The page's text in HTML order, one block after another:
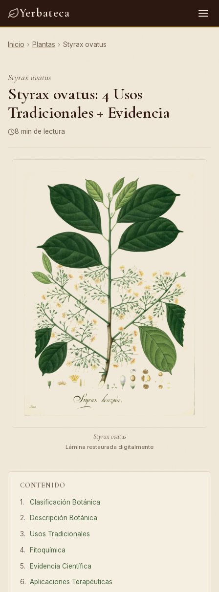
Yerbateca
Inicio › Plantas › Styrax ovatus
Styrax ovatus
Styrax ovatus: 4 Usos
Tradicionales + Evidencia
8 min de lectura
CONTENIDO
Clasificación Botánica
Descripción Botánica
Usos Tradicionales
Fitoquímica
Evidencia Científica
Aplicaciones Terapéuticas
Styrax ovatus
Lámina restaurada digitalmente